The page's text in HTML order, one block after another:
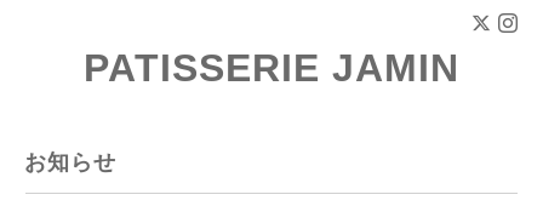
PATISSERIE JAMIN
お知らせ